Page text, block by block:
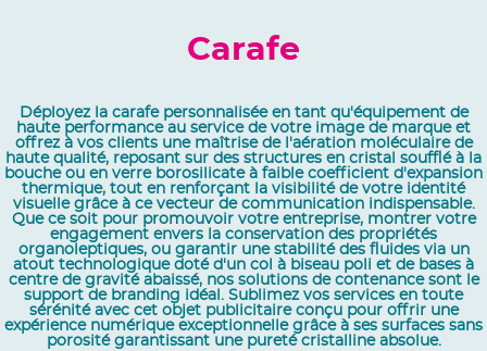
Carafe
Déployez la carafe personnalisée en tant qu'équipement de
haute performance au service de votre image de marque et
offrez à vos clients une maîtrise de l'aération moléculaire de
haute qualité, reposant sur des structures en cristal soufflé à la
bouche ou en verre borosilicate à faible coefficient d'expansion
thermique, tout en renforçant la visibilité de votre identité
visuelle grâce à ce vecteur de communication indispensable.
Que ce soit pour promouvoir votre entreprise, montrer votre
engagement envers la conservation des propriétés
organoleptiques, ou garantir une stabilité des fluides via un
atout technologique doté d'un col à biseau poli et de bases à
centre de gravité abaissé, nos solutions de contenance sont le
support de branding idéal. Sublimez vos services en toute
sérénité avec cet objet publicitaire conçu pour offrir une
expérience numérique exceptionnelle grâce à ses surfaces sans
porosité garantissant une pureté cristalline absolue.